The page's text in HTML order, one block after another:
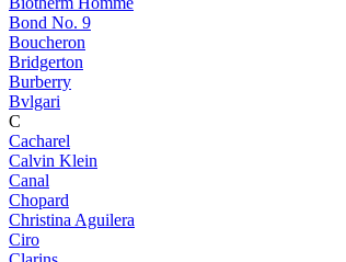
Bond No. 9
Boucheron
Bridgerton
Burberry
Bvlgari
C
Cacharel
Calvin Klein
Canal
Chopard
Christina Aguilera
Ciro